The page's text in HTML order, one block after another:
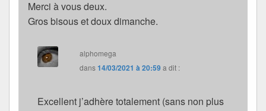
Merci à vous deux.
Gros bisous et doux dimanche.
alphomega
dans14/03/2021 à 20:59a dit :
Excellent j’adhère totalement (sans non plus